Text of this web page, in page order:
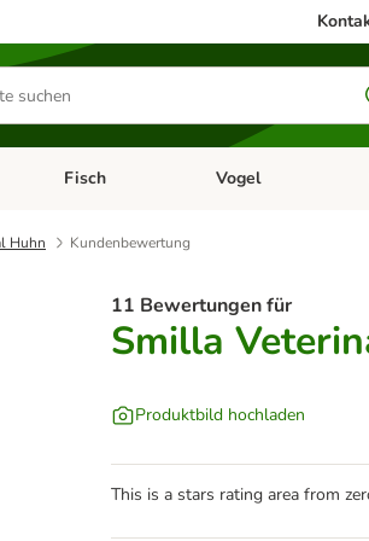
Hundefutter & Zubehör
Kategorie-Menü öffnen: Kleintier
Fisch Kategorie-Menü
Vogel
Huhn Kundenbewertung
11 Bewertungen für
Smilla
Produktbild hochladen
This is a stars rating area from